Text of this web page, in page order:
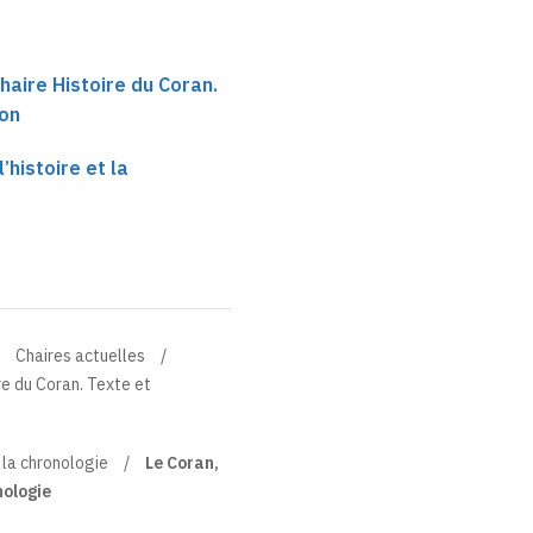
Histoire du Coran.
et la
Chaires actuelles
du Coran. Texte et
chronologie
Le Coran,